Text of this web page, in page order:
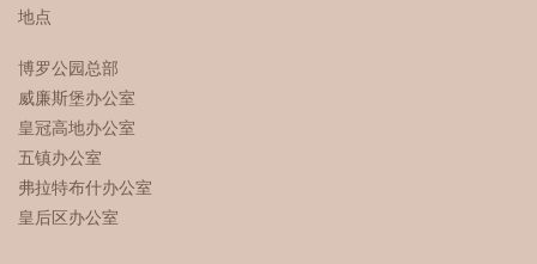
地点
博罗公园总部 ‍
威廉斯堡办公室
皇冠高地办公室
五镇办公室
弗拉特布什办公室
皇后区办公室